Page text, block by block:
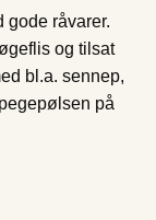
gode råvarer.
og tilsat
bl.a. sennep,
på